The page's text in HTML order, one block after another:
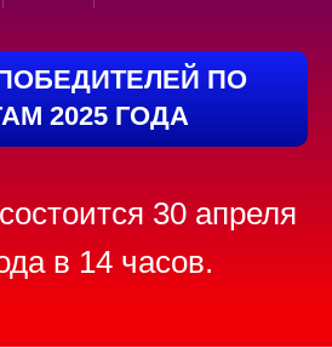
ПО
2025 ГОДА
30 апреля
в 14 часов.